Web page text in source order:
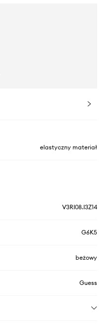
elastyczny materiał
V3RI08.I3Z14
G6K5
beżowy
Guess